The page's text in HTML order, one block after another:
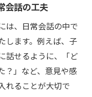
が伸びる理由
立つ公文式の仕
力を高めるポイ
り抜く力と非認
会話の工夫
は、日常会話の中で
します。例えば、子
話せるように、「ど
？」など、意見や感
れることが大切で